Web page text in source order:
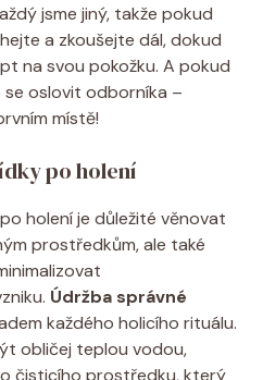
jsme jiný, takže pokud
a zkoušejte dál, dokud
na svou pokožku. A pokud
oslovit odborníka –
místě!
po holení
holení je důležité věnovat
prostředkům, ale také
Údržba správné
každého holicího rituálu.
obličej teplou vodou,
čisticího prostředku, který